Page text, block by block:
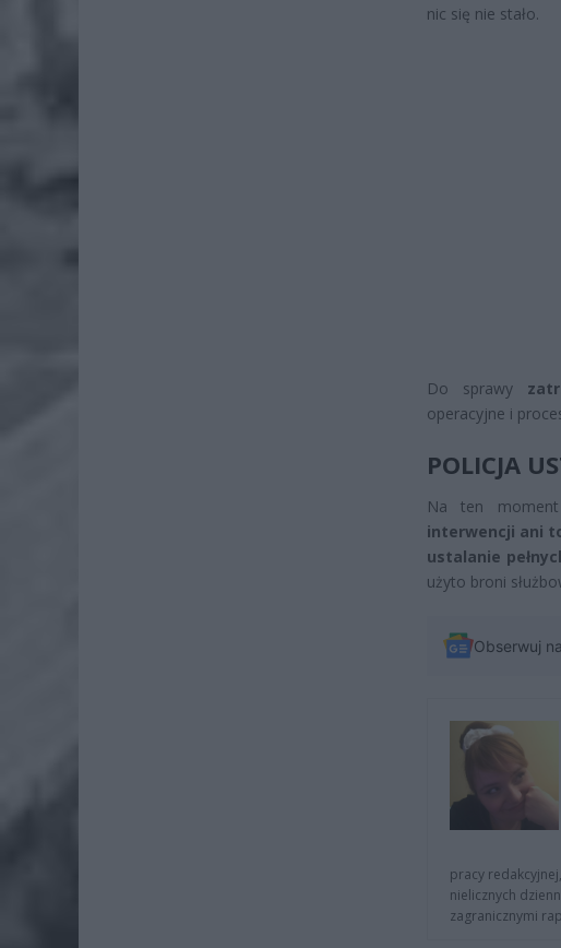
nic się nie stało.
Do sprawy
operacyjne i
POLICJA
Na ten moment
interwencji ani
ustalanie
użyto broni
Obserwuj
pracy
nielicznych
zagranicznymi